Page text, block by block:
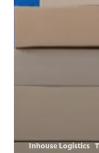
Inhouse Logistics